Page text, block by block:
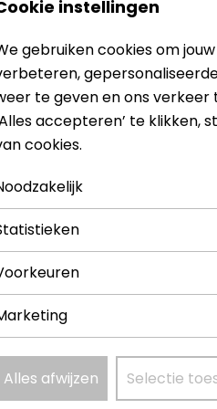
luchtcirculatie
Corp Goggle stevig op
dancontact met ons
je het product bekijken &
instellingen
gebruiken cookies om
te geven en ons verkeer
accepteren’ te klikken,
cookies.
Alles afwijzen Selectie